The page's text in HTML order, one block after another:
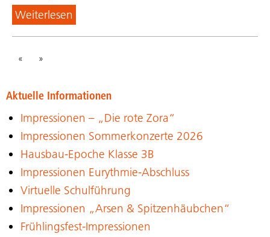
Weiterlesen
« »
Aktuelle Informationen
Impressionen – „Die rote Zora“
Impressionen Sommerkonzerte 2026
Hausbau-Epoche Klasse 3B
Impressionen Eurythmie-Abschluss
Virtuelle Schulführung
Impressionen „Arsen & Spitzenhäubchen“
Frühlingsfest-Impressionen